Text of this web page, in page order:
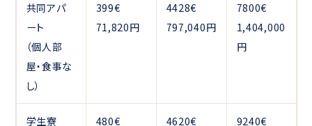
共同アパ
ート
（個人部
屋・食事な
し）
399€
71,820円
4428€
797,040円
7800€
1,404,000
円
学生寮
480€
4620€
9240€